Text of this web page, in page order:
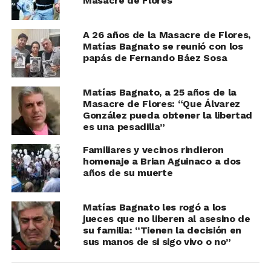
A 26 años de la Masacre de Flores,
Matías Bagnato se reunió con los
papás de Fernando Báez Sosa
Matías Bagnato, a 25 años de la
Masacre de Flores: “Que Álvarez
González pueda obtener la libertad
es una pesadilla”
Familiares y vecinos rindieron
homenaje a Brian Aguinaco a dos
años de su muerte
Matías Bagnato les rogó a los
jueces que no liberen al asesino de
su familia: “Tienen la decisión en
sus manos de si sigo vivo o no”